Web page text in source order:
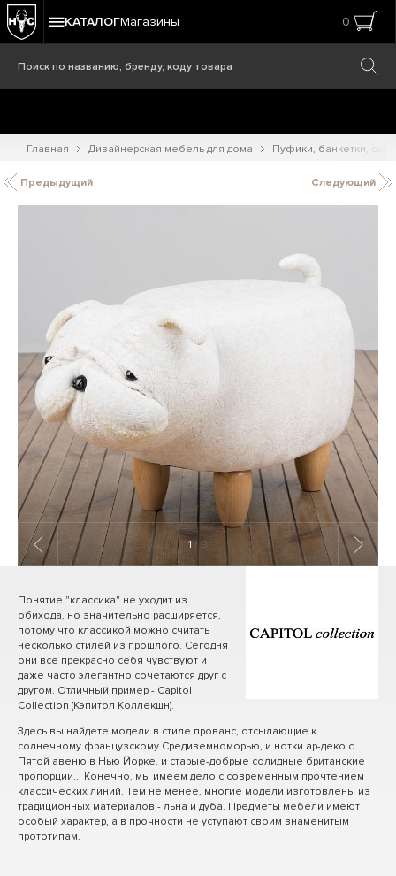
КАТАЛОГМагазины 0
Главная Дизайнерская мебель для дома Пуфики, банкетки,
Предыдущий Следующий
1 / 9
Понятие "классика" не уходит из
обихода, но значительно расширяется,
потому что классикой можно считать
несколько стилей из прошлого. Сегодня
они все прекрасно себя чувствуют и
даже часто элегантно сочетаются друг с
другом. Отличный пример - Capitol
Collection (Кэпитол Коллекшн).
Здесь вы найдете модели в стиле прованс, отсылающие к
солнечному французскому Средиземноморью, и нотки ар-деко с
Пятой авеню в Нью Йорке, и старые-добрые солидные британские
пропорции... Конечно, мы имеем дело с современным прочтением
классических линий. Тем не менее, многие модели изготовлены из
традиционных материалов - льна и дуба. Предметы мебели имеют
особый характер, а в прочности не уступают своим знаменитым
прототипам.